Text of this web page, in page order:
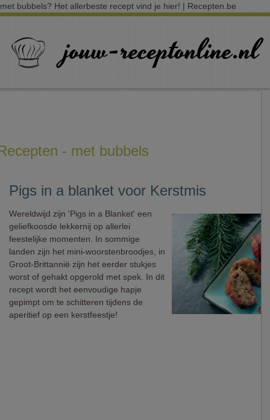
met bubbels? Het allerbeste recept vind je hier! | Recepten.be
- met bubbels
Pigs in a blanket voor Kerstmis
Wereldwijd zijn 'Pigs in a Blanket' een
geliefkoosde lekkernij op allerlei
feestelijke momenten. In sommige
landen zijn het mini-woorstenbroodjes, in
Groot-Brittannië zijn het eerder stukjes
worst of gehakt opgerold met spek. In dit
recept wordt het eenvoudige hapje
gepimpt om te schitteren tijdens de
aperitief op een kerstfeestje!